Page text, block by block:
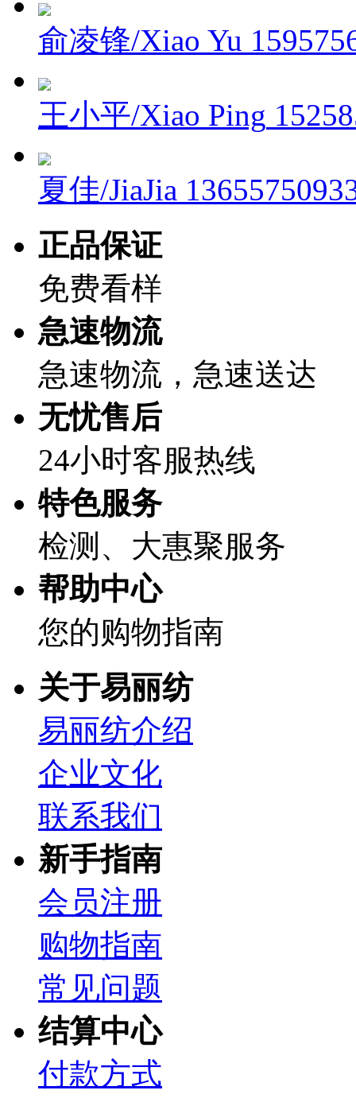
俞凌锋/Xiao Yu
王小平/Xiao Ping
夏佳/JiaJia
正品保证
免费看样
急速物流
急速物流，急速送达
无忧售后
24小时客服热线
特色服务
检测、大惠聚服务
帮助中心
您的购物指南
关于易丽纺
易丽纺介绍
企业文化
联系我们
新手指南
会员注册
购物指南
常见问题
结算中心
付款方式